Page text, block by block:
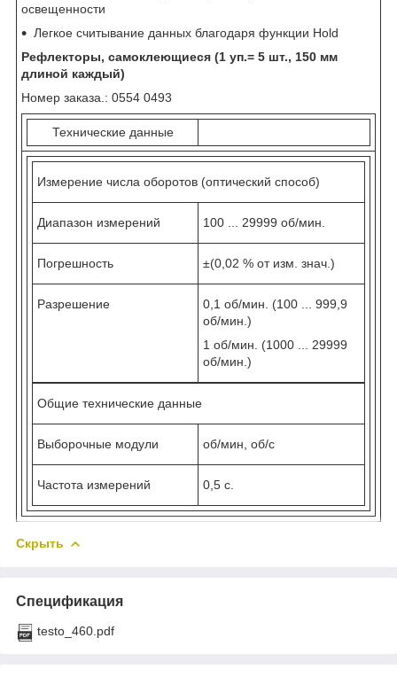
освещенности
Легкое считывание данных благодаря функции Hold
Рефлекторы, самоклеющиеся (1 уп.= 5 шт., 150 мм
длиной каждый)
Номер заказа.: 0554 0493
Технические данные
Измерение числа оборотов (оптический способ)
Диапазон измерений 100 ... 29999 об/мин.
Погрешность ±(0,02 % от изм. знач.)
Разрешение
0,1 об/мин. (100 ... 999,9
об/мин.)
1 об/мин. (1000 ... 29999
об/мин.)
Общие технические данные
Выборочные модули об/мин, об/с
Частота измерений 0,5 с.
Скрыть
Спецификация
testo_460.pdf